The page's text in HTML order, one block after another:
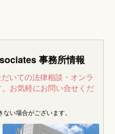
妊娠中に離婚した場合の養育費
養育費の支払いがある場合の自己破産｜事前に確認すべき3つのこと
祖父母は孫の親権者になれるのか？
事務所情報
いての法律相談・オンラ
お気軽にお問い合せくだ
ない場合がございます。